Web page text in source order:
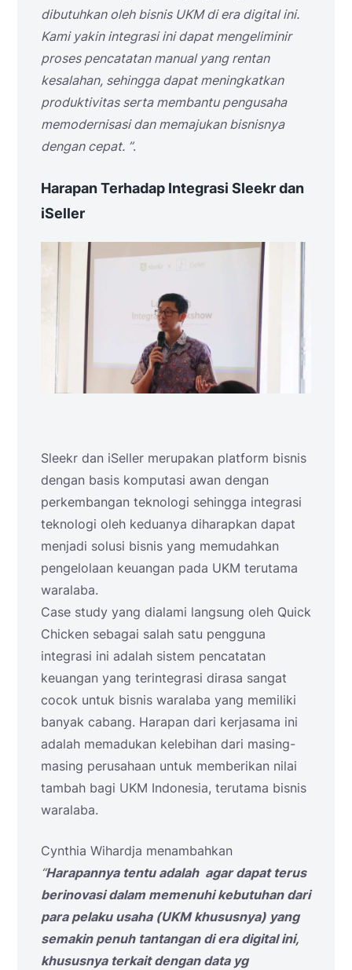
dibutuhkan oleh bisnis UKM di era digital ini.
Kami yakin integrasi ini dapat mengeliminir
proses pencatatan manual yang rentan
kesalahan, sehingga dapat meningkatkan
produktivitas serta membantu pengusaha
memodernisasi dan memajukan bisnisnya
dengan cepat. ”.
Harapan Terhadap Integrasi Sleekr dan
iSeller
Sleekr dan iSeller merupakan platform bisnis
dengan basis komputasi awan dengan
perkembangan teknologi sehingga integrasi
teknologi oleh keduanya diharapkan dapat
menjadi solusi bisnis yang memudahkan
pengelolaan keuangan pada UKM terutama
waralaba.
Case study yang dialami langsung oleh Quick
Chicken sebagai salah satu pengguna
integrasi ini adalah sistem pencatatan
keuangan yang terintegrasi dirasa sangat
cocok untuk bisnis waralaba yang memiliki
banyak cabang. Harapan dari kerjasama ini
adalah memadukan kelebihan dari masing-
masing perusahaan untuk memberikan nilai
tambah bagi UKM Indonesia, terutama bisnis
waralaba.
Cynthia Wihardja menambahkan
“Harapannya tentu adalah agar dapat terus
berinovasi dalam memenuhi kebutuhan dari
para pelaku usaha (UKM khususnya) yang
semakin penuh tantangan di era digital ini,
khususnya terkait dengan data yg